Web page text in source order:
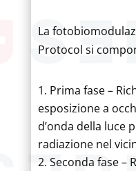
La
Protocol si
Prima fase –
esposizione a
d’onda della luce
radiazione nel
Seconda fase –